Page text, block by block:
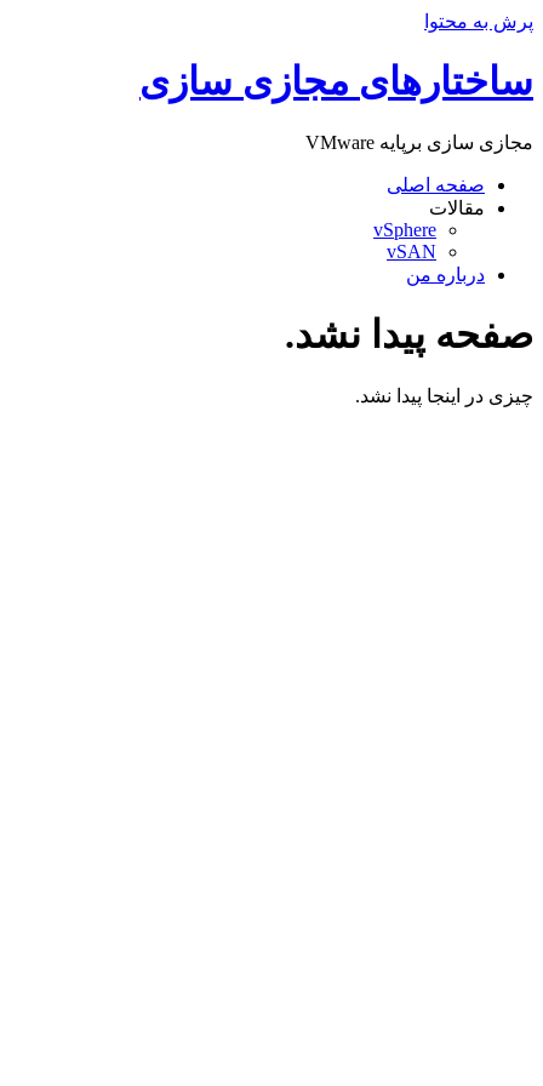
پرش به محتوا
ساختارهای مجازی سازی
مجازی سازی برپایه VMware
صفحه اصلی
مقالات
vSphere
vSAN
درباره من
صفحه پیدا نشد.
چیزی در اینجا پیدا نشد.